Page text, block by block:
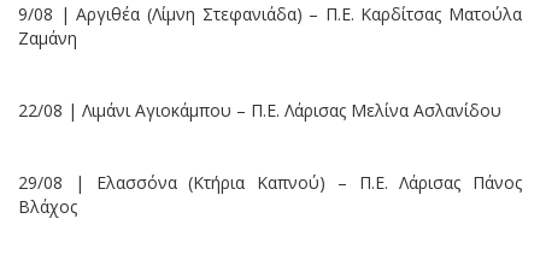
9/08 | Αργιθέα (Λίμνη Στεφανιάδα) – Π.Ε. Καρδίτσας Ματούλα
Ζαμάνη
22/08 | Λιμάνι Αγιοκάμπου – Π.Ε. Λάρισας Μελίνα Ασλανίδου
29/08 | Ελασσόνα (Κτήρια Καπνού) – Π.Ε. Λάρισας Πάνος
Βλάχος